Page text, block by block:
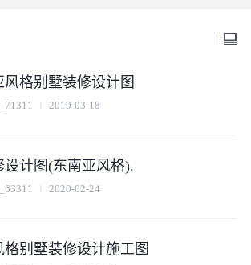
风格别墅装修设计图
2019-03-18
设计图(东南亚风格).
2020-02-24
格别墅装修设计施工图